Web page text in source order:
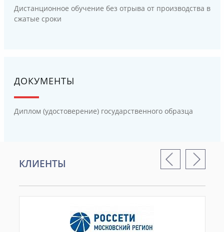
Дистанционное обучение без отрыва от производства в
сжатые сроки
ДОКУМЕНТЫ
Диплом (удостоверение) государственного образца
КЛИЕНТЫ